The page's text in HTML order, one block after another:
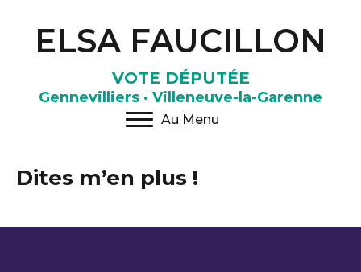
ELSA FAUCILLON
VOTE DÉPUTÉE
Gennevilliers · Villeneuve-la-Garenne
Au Menu
Dites m’en plus !